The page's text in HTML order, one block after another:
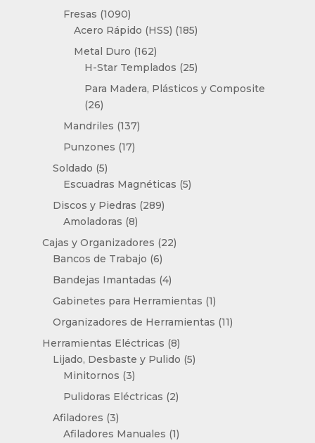
Fresas 10901090
productos
Acero Rápido (HSS) 185185
Metal Duro 162162
productos
H-Star Templados 2525
productos
Para Madera, Plásticos y Composite
2626
productos
Mandriles 137137
Punzones 1717
Soldado 55
productos
Escuadras Magnéticas 55
Discos y Piedras 289289
Amoladoras 88
productos
Cajas y Organizadores 2222
Bancos de Trabajo 66
productos
Bandejas Imantadas 44
productos
Gabinetes para Herramientas 11
producto
Organizadores de Herramientas 1111
Herramientas Eléctricas 88
productos
Lijado, Desbaste y Pulido 55
Minitornos 33
productos
Pulidoras Eléctricas 22
Afiladores 33
productos
Afiladores Manuales 11